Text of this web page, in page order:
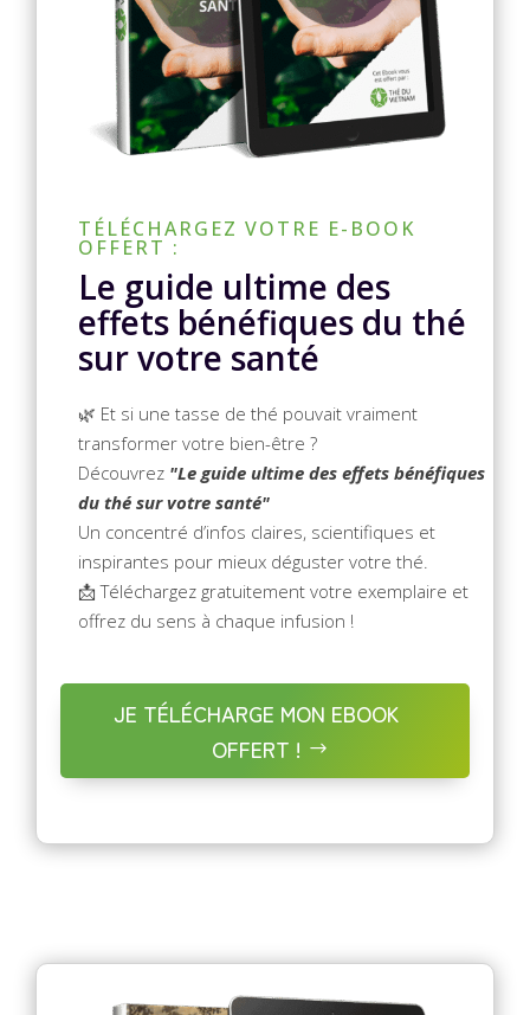
Mon
compte
Mon
Panier
TÉLÉCHARGEZ VOTRE E-BOOK
OFFERT :
Le guide ultime des
effets bénéfiques du thé
sur votre santé
🌿 Et si une tasse de thé pouvait vraiment
transformer votre bien-être ?
Découvrez "Le guide ultime des effets bénéfiques
du thé sur votre santé"
Un concentré d’infos claires, scientifiques et
inspirantes pour mieux déguster votre thé.
📩 Téléchargez gratuitement votre exemplaire et
offrez du sens à chaque infusion !
JE TÉLÉCHARGE MON EBOOK
OFFERT !